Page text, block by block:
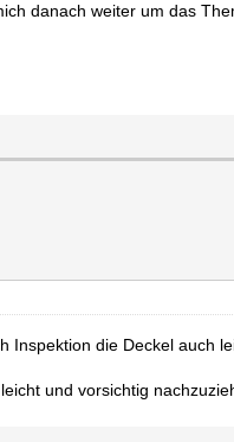
danach weiter um das
Inspektion die Deckel auch
und vorsichtig